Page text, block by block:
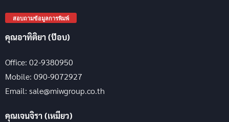
สอบถามข้อมูลการพิมพ์
คุณอาทิติยา (ป๊อบ)
Office: 02-9380950
Mobile: 090-9072927
Email: sale@miwgroup.co.th
คุณเจนจิรา (เหมียว)